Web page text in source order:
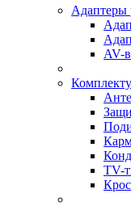
Адаптеры
AV-
TV-